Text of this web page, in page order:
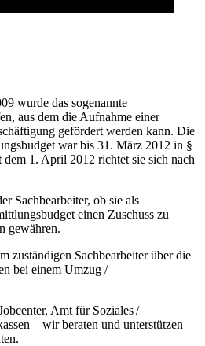
wurde das sogenannte
aus dem die Aufnahme einer
gefördert werden kann. Die
war bis 31. März 2012 in §
1. April 2012 richtet sie sich nach
Sachbearbeiter, ob sie als
einen Zuschuss zu
gewähren.
zuständigen Sachbearbeiter über die
bei einem Umzug /
Amt für Soziales /
– wir beraten und unterstützen